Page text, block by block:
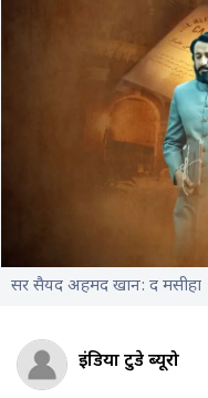
सर सैयद अहमद खान: द मसीहा
इंडिया टुडे ब्यूरो